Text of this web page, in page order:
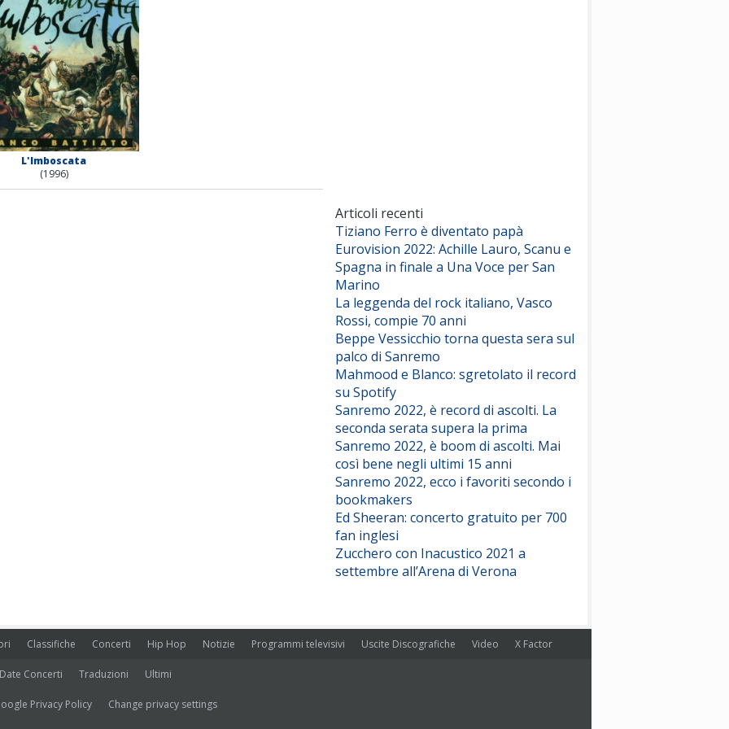
L'Imboscata
(1996)
(Olivia Dean)
Serenamente
(Juli)
Articoli recenti
Tiziano Ferro è diventato papà
Eurovision 2022: Achille Lauro, Scanu e
Spagna in finale a Una Voce per San
Marino
La leggenda del rock italiano, Vasco
Rossi, compie 70 anni
Beppe Vessicchio torna questa sera sul
palco di Sanremo
Mahmood e Blanco: sgretolato il record
su Spotify
Sanremo 2022, è record di ascolti. La
seconda serata supera la prima
Sanremo 2022, è boom di ascolti. Mai
così bene negli ultimi 15 anni
Sanremo 2022, ecco i favoriti secondo i
bookmakers
Ed Sheeran: concerto gratuito per 700
fan inglesi
Zucchero con Inacustico 2021 a
settembre all’Arena di Verona
Classifiche Concerti Hip Hop Notizie Programmi televisivi Uscite Discografiche Video X Factor
Date Concerti Traduzioni Ultimi
Privacy Policy Change privacy settings